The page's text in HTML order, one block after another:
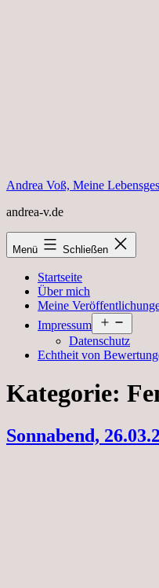
Andrea Voß, Meine
andrea-v.de
Menü Schließen
Startseite
Über mich
Meine
Impressum
öffnen
Datenschutz
Echtheit von
Kategorie:
Sonnabend,